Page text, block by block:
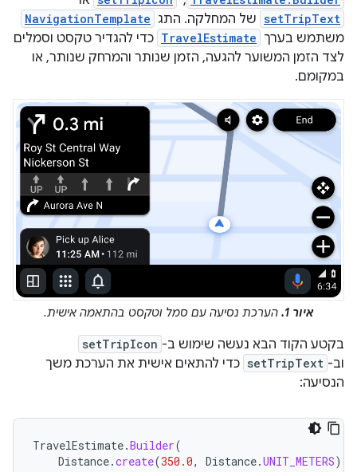
setTripText של המחלקה. התג NavigationTemplate
משתמש בערך TravelEstimate כדי להגדיר טקסט וסמלים
לצד הזמן המשוער להגעה, הזמן שנותר והמרחק שנותר, או
במקומם.
איור 1. הערכת נסיעה עם סמל וטקסט בהתאמה אישית.
בקטע הקוד הבא נעשה שימוש ב- setTripIcon
וב- setTripText כדי להתאים אישית את הערכת משך
הנסיעה:
TravelEstimate.Builder(
Distance.create(350.0, Distance.UNIT_METERS),